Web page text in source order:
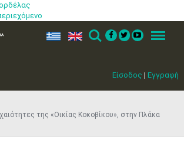
Είσοδος | Εγγραφή
ελ en Search Menu
της «Οικίας Κοκοβίκου», στην Πλάκα